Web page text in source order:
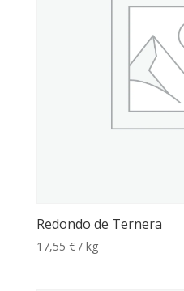
Redondo de Ternera
17,55 € / kg